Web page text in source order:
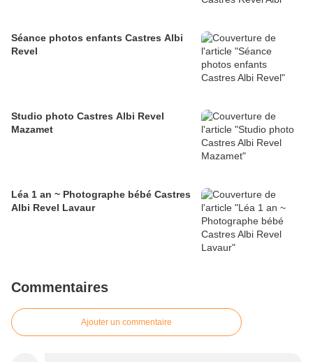
Séance photos enfants Castres Albi
Revel
Studio photo Castres Albi Revel
Mazamet
Léa 1 an ~ Photographe bébé Castres
Albi Revel Lavaur
Commentaires
Ajouter un commentaire